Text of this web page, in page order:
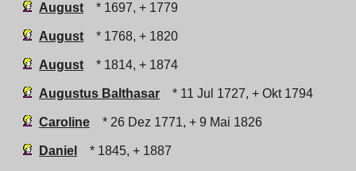
August
* 1697, + 1779
August * 1768, + 1820
August * 1814, + 1874
Augustus Balthasar * 11 Jul 1727, + Okt 1794
Caroline * 26 Dez 1771, + 9 Mai 1826
Daniel * 1845, + 1887